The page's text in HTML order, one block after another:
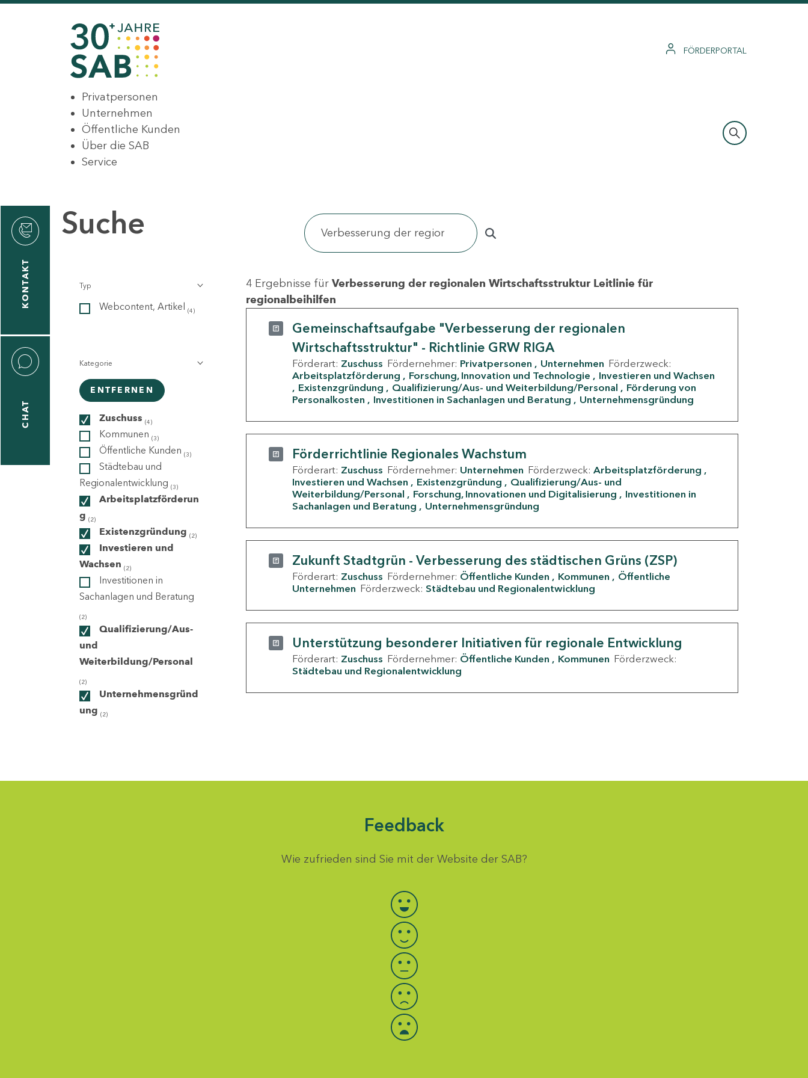
FÖRDERPORTAL
Privatpersonen
Unternehmen
Öffentliche Kunden
Über die SAB
Service
KONTAKT
CHAT
Suche
Typ
Webcontent, Artikel (4)
Kategorie
ENTFERNEN
Zuschuss (4)
Kommunen (3)
Öffentliche Kunden (3)
Städtebau und
Regionalentwicklung (3)
Arbeitsplatzförderun
g (2)
Existenzgründung (2)
Investieren und
Wachsen (2)
Investitionen in
Sachanlagen und Beratung
(2)
Qualifizierung/Aus-
und
Weiterbildung/Personal
(2)
Unternehmensgründ
ung (2)
4 Ergebnisse für Verbesserung der regionalen Wirtschaftsstruktur Leitlinie für
regionalbeihilfen
Gemeinschaftsaufgabe "Verbesserung der regionalen
Wirtschaftsstruktur" - Richtlinie GRW RIGA
Förderart: Zuschuss Fördernehmer: Privatpersonen Unternehmen Förderzweck:
Arbeitsplatzförderung
Forschung, Innovation und Technologie
Investieren und Wachsen
Existenzgründung
Qualifizierung/Aus- und Weiterbildung/Personal
Förderung von
Personalkosten
Investitionen in Sachanlagen und Beratung Unternehmensgründung
Förderrichtlinie Regionales Wachstum
Förderart: Zuschuss Fördernehmer: Unternehmen Förderzweck: Arbeitsplatzförderung
Investieren und Wachsen
Existenzgründung
Qualifizierung/Aus- und
Weiterbildung/Personal
Forschung, Innovationen und Digitalisierung
Investitionen in
Sachanlagen und Beratung
Unternehmensgründung
Zukunft Stadtgrün - Verbesserung des städtischen Grüns (ZSP)
Förderart: Zuschuss Fördernehmer: Öffentliche Kunden Kommunen
Öffentliche
Unternehmen Förderzweck: Städtebau und Regionalentwicklung
Unterstützung besonderer Initiativen für regionale Entwicklung
Förderart: Zuschuss Fördernehmer: Öffentliche Kunden Kommunen Förderzweck:
Städtebau und Regionalentwicklung
Feedback
Wie zufrieden sind Sie mit der Website der SAB?
Bewertung auswählen